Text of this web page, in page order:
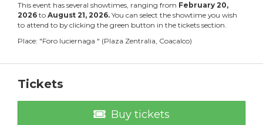
This event has several showtimes, ranging from February 20,
2026 to August 21, 2026. You can select the showtime you wish
to attend to by clicking the green button in the tickets section.
Place: "Foro luciernaga " (Plaza Zentralia, Coacalco)
Tickets
Buy tickets